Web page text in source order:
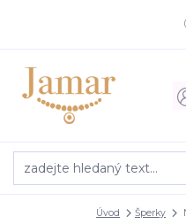
Úvod Šperky